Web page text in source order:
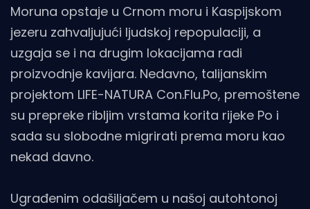
Moruna opstaje u Crnom moru i Kaspijskom
jezeru zahvaljujući ljudskoj repopulaciji, a
uzgaja se i na drugim lokacijama radi
proizvodnje kavijara. Nedavno, talijanskim
projektom LIFE-NATURA Con.Flu.Po, premoštene
su prepreke ribljim vrstama korita rijeke Po i
sada su slobodne migrirati prema moru kao
nekad davno.
Ugrađenim odašiljačem u našoj autohtonoj